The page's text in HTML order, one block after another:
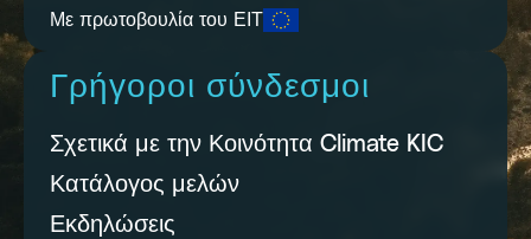
Με πρωτοβουλία του ΕΙΤ
Γρήγοροι σύνδεσμοι
Σχετικά με την Κοινότητα Climate KIC
Κατάλογος μελών
Εκδηλώσεις